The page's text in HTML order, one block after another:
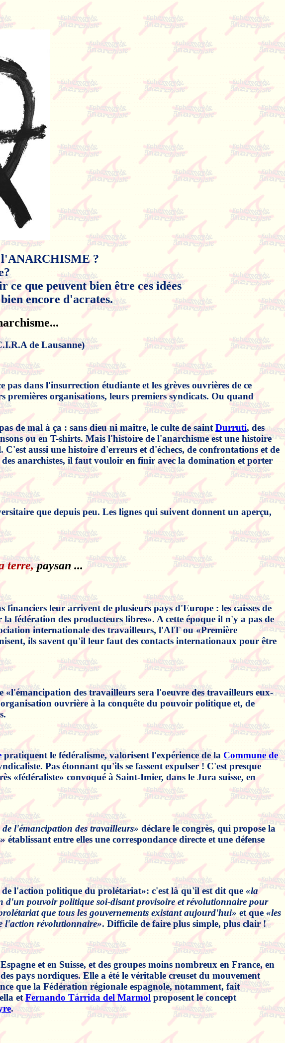
?
ce que peuvent bien être ces idées
encore d'acrates.
de Lausanne)
dans l'insurrection étudiante et les grèves ouvrières de ce
organisations, leurs premiers syndicats. Ou quand
de mal à ça : sans dieu ni maître, le culte de saint Durruti, des
ou en T-shirts. Mais l'histoire de l'anarchisme est une histoire
aussi une histoire d'erreurs et d'échecs, de confrontations et de
anarchistes, il faut vouloir en finir avec la domination et porter
que depuis peu. Les lignes qui suivent donnent un aperçu,
terre,paysan ...
leur arrivent de plusieurs pays d'Europe : les caisses de
fédération des producteurs libres». A cette époque il n'y a pas de
internationale des travailleurs, l'AIT ou «Première
ils savent qu'il leur faut des contacts internationaux pour être
des travailleurs sera l'oeuvre des travailleurs eux-
ouvrière à la conquête du pouvoir politique et, de
pratiquent le fédéralisme, valorisent l'expérience de la Commune de
Pas étonnant qu'ils se fassent expulser ! C'est presque
«fédéraliste» convoqué à Saint-Imier, dans le Jura suisse, en
l'émancipation des travailleurs» déclare le congrès, qui propose la
entre elles une correspondance directe et une défense
l'action politique du prolétariat»: c'est là qu'il est dit que «la
d'un pouvoir politique soi-disant provisoire et révolutionnaire pour
que tous les gouvernements existant aujourd'hui» et que «les
l'action révolutionnaire». Difficile de faire plus simple, plus clair !
et en Suisse, et des groupes moins nombreux en France, en
pays nordiques. Elle a été le véritable creuset du mouvement
que la Fédération régionale espagnole, notamment, fait
etFernando Tárrida del Marmol proposent le concept
.